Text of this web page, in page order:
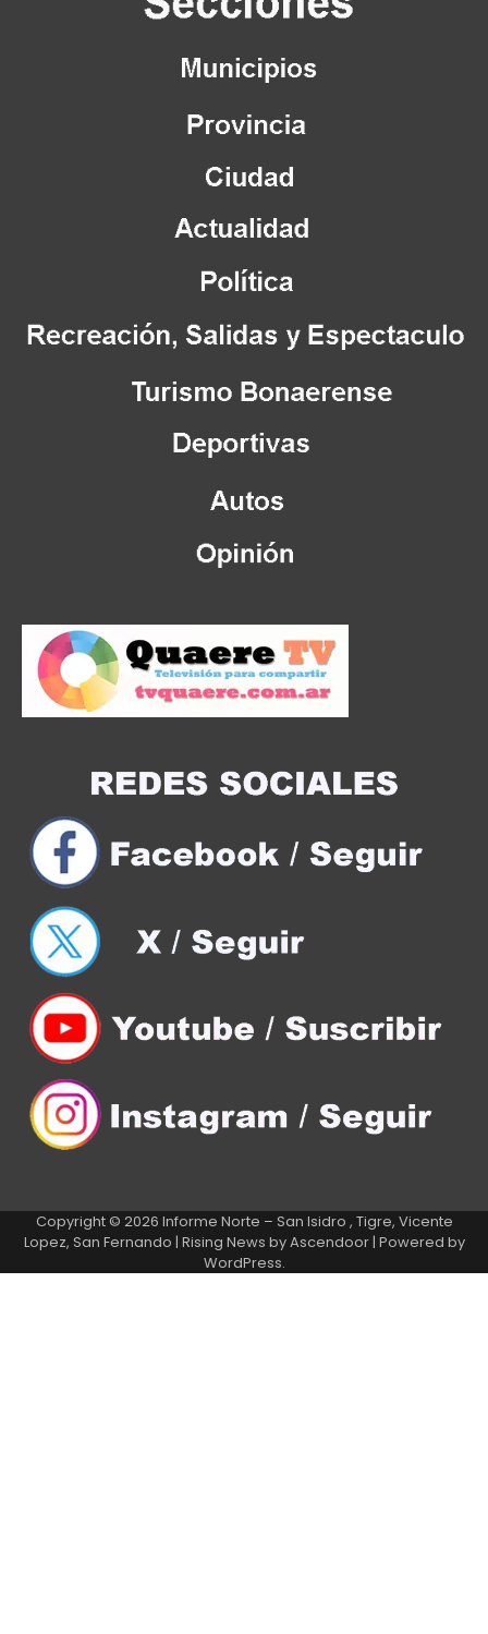
Copyright © 2026 Informe Norte – San Isidro , Tigre, Vicente
Lopez, San Fernando | Rising News byAscendoor| Powered by
WordPress.